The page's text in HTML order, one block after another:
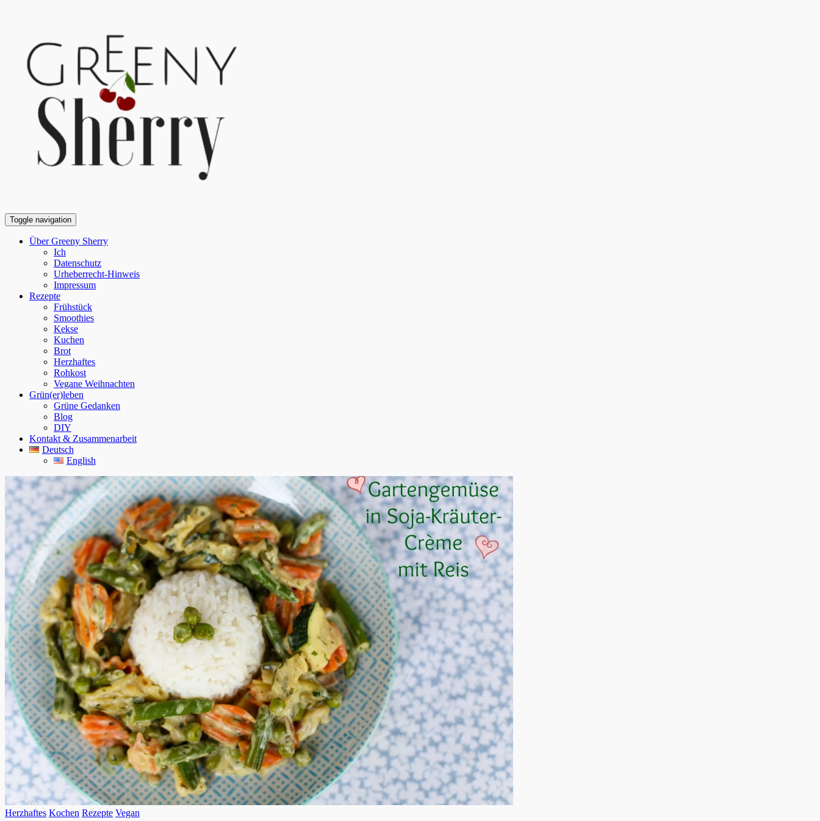
Toggle navigation
Über Greeny Sherry
Ich
Datenschutz
Urheberrecht-Hinweis
Impressum
Rezepte
Frühstück
Smoothies
Kekse
Kuchen
Brot
Herzhaftes
Rohkost
Vegane Weihnachten
Grün(er)leben
Grüne Gedanken
Blog
DIY
Kontakt & Zusammenarbeit
Deutsch
English
Herzhaftes Kochen Rezepte Vegan